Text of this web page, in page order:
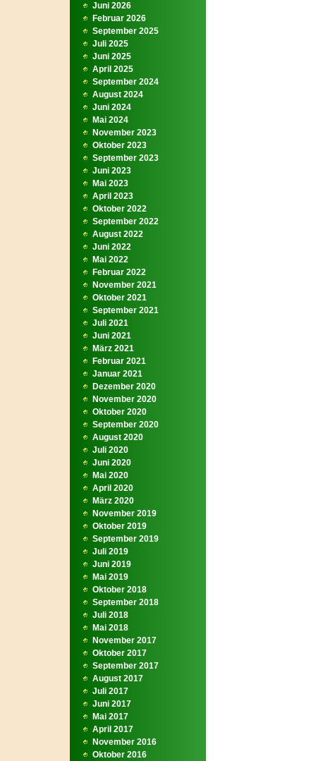
Juni 2026
Februar 2026
September 2025
Juli 2025
Juni 2025
April 2025
September 2024
August 2024
Juni 2024
Mai 2024
November 2023
Oktober 2023
September 2023
Juni 2023
Mai 2023
April 2023
Oktober 2022
September 2022
August 2022
Juni 2022
Mai 2022
Februar 2022
November 2021
Oktober 2021
September 2021
Juli 2021
Juni 2021
März 2021
Februar 2021
Januar 2021
Dezember 2020
November 2020
Oktober 2020
September 2020
August 2020
Juli 2020
Juni 2020
Mai 2020
April 2020
März 2020
November 2019
Oktober 2019
September 2019
Juli 2019
Juni 2019
Mai 2019
Oktober 2018
September 2018
Juli 2018
Mai 2018
November 2017
Oktober 2017
September 2017
August 2017
Juli 2017
Juni 2017
Mai 2017
April 2017
November 2016
Oktober 2016